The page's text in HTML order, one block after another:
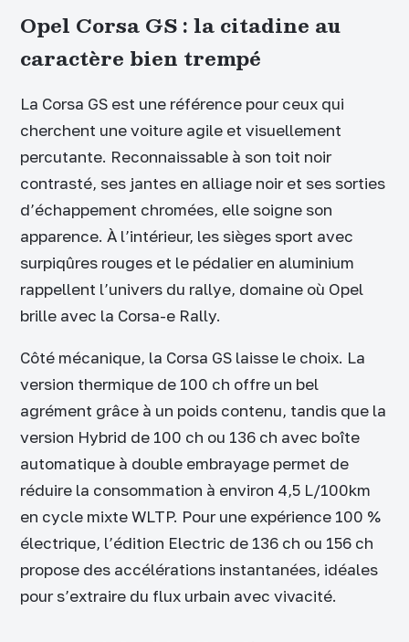
Opel Corsa GS : la citadine au
caractère bien trempé
La Corsa GS est une référence pour ceux qui
cherchent une voiture agile et visuellement
percutante. Reconnaissable à son toit noir
contrasté, ses jantes en alliage noir et ses sorties
d’échappement chromées, elle soigne son
apparence. À l’intérieur, les sièges sport avec
surpiqûres rouges et le pédalier en aluminium
rappellent l’univers du rallye, domaine où Opel
brille avec la Corsa-e Rally.
Côté mécanique, la Corsa GS laisse le choix. La
version thermique de 100 ch offre un bel
agrément grâce à un poids contenu, tandis que la
version Hybrid de 100 ch ou 136 ch avec boîte
automatique à double embrayage permet de
réduire la consommation à environ 4,5 L/100km
en cycle mixte WLTP. Pour une expérience 100 %
électrique, l’édition Electric de 136 ch ou 156 ch
propose des accélérations instantanées, idéales
pour s’extraire du flux urbain avec vivacité.